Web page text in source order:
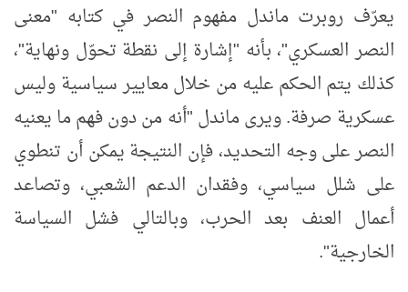
يعرّف روبرت ماندل مفهوم النصر في كتابه "معنى
النصر العسكري"، بأنه "إشارة إلى نقطة تحوّل ونهاية"،
كذلك يتم الحكم عليه من خلال معايير سياسية وليس
عسكرية صرفة.ويرى ماندل "أنه من دون فهم ما يعنيه
النصر على وجه التحديد، فإن النتيجة يمكن أن تنطوي
على شلل سياسي، وفقدان الدعم الشعبي، وتصاعد
أعمال العنف بعد الحرب، وبالتالي فشل السياسة
الخارجية".